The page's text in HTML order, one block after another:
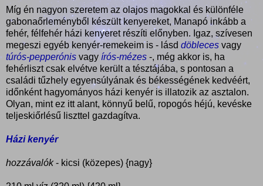
Míg én nagyon szeretem az olajos magokkal és különféle
gabonaőrleményből készült kenyereket, Manapó inkább a
fehér, félfehér házi kenyeret részíti előnyben. Igaz, szívesen
megeszi egyéb kenyér-remekeim is - lásd döbleces vagy
túrós-pepperónis vagy írós-mézes -, még akkor is, ha
fehérliszt csak elvétve került a tésztájába, s pontosan a
családi tűzhely egyensúlyának és békességének kedvéért,
időnként hagyományos házi kenyér is illatozik az asztalon.
Olyan, mint ez itt alant, könnyű belű, ropogós héjú, kevéske
teljeskiőrlésű liszttel gazdagítva.
Házi kenyér
hozzávalók- kicsi (közepes) {nagy}